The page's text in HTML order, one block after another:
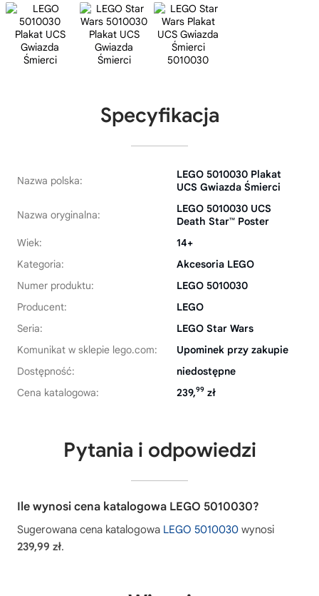
Specyfikacja
Nazwa polska:
LEGO 5010030 Plakat
UCS Gwiazda Śmierci
Nazwa oryginalna:
LEGO 5010030 UCS
Death Star™ Poster
Wiek:
14+
Kategoria:
Akcesoria LEGO
Numer produktu:
LEGO 5010030
Producent:
LEGO
Seria:
LEGO Star Wars
Komunikat w sklepie lego.com:
Upominek przy zakupie
Dostępność:
niedostępne
Cena katalogowa:
239,99 zł
Pytania i odpowiedzi
Ile wynosi cena katalogowa LEGO 5010030?
Sugerowana cena katalogowa LEGO 5010030 wynosi
239,99 zł.